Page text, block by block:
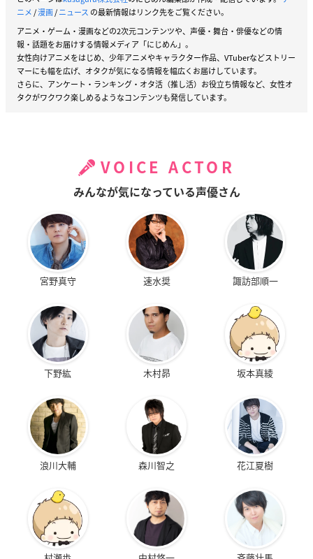
ニメ/漫画/ニュース の最新情報はリンク先をご覧ください。
アニメ・ゲーム・漫画などの2次元コンテンツや、声優・舞台・俳優などの情
報・話題をお届けする情報メディア「にじめん」。
女性向けアニメをはじめ、少年アニメやキャラクター作品、VTuberなどストリー
マーにも幅を広げ、オタクが気になる情報を幅広くお届けしています。
さらに、アンケート・ランキング・オタ活（推し活）お役立ち情報など、女性オ
タクがワクワク楽しめるようなコンテンツも発信しています。
VOICE ACTOR
みんなが気になっている声優さん
宮野真守 速水奨 諏訪部順一
下野紘 木村昴 坂本真綾
浪川大輔 森川智之 花江夏樹